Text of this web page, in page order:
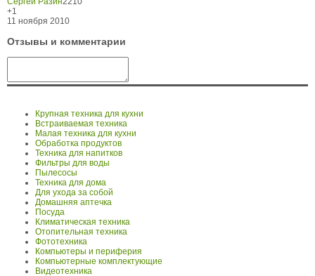
+1
11 ноября 2010
Отзывы и комментарии
Крупная техника для кухни
Встраиваемая техника
Малая техника для кухни
Обработка продуктов
Техника для напитков
Фильтры для воды
Пылесосы
Техника для дома
Для ухода за собой
Домашняя аптечка
Посуда
Климатическая техника
Отопительная техника
Фототехника
Компьютеры и периферия
Компьютерные комплектующие
Видеотехника